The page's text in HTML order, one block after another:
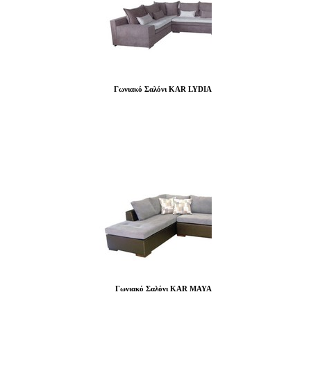
Γωνιακό Σαλόνι KAR LYDIA
Γωνιακό Σαλόνι KAR MAYA